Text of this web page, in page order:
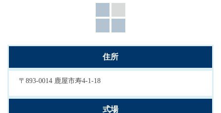
住所
〒893-0014 鹿屋市寿4-1-18
式場